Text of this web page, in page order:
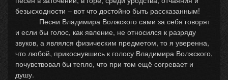
безысходности – вот что достойно быть рассказанным!
Песни Владимира Волжского сами за себя говорят
и если бы голос, как явление, не относился к разряду
звуков, а являлся физическим предметом, то я уверенна,
что любой, прикоснувшись к голосу Владимира Волжского,
почувствовал бы тепло, что при том ещё согревает и
душу.